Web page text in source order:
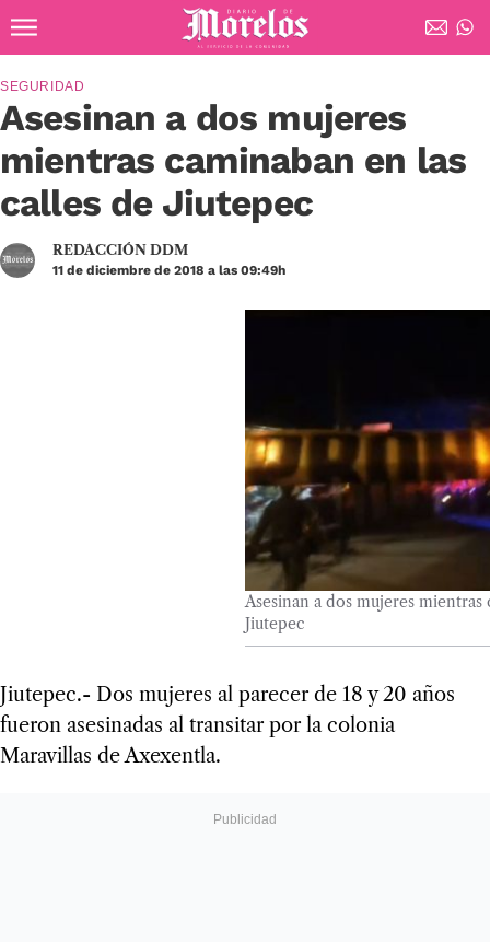
Diario de Morelos
Asesinan a dos mujeres
mientras caminaban en las
calles de Jiutepec
SEGURIDAD
REDACCIÓN DDM
11 de diciembre de 2018 a las 09:49h
Asesinan a dos mujeres mientras
Jiutepec
Jiutepec.- Dos mujeres al parecer de 18 y 20 años
fueron asesinadas al transitar por la colonia
Maravillas de Axexentla.